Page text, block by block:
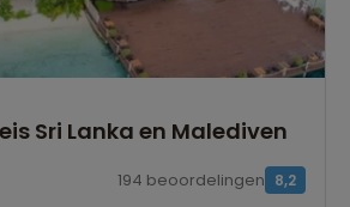
Sri Lanka en Malediven
8,2
194 beoordelingen